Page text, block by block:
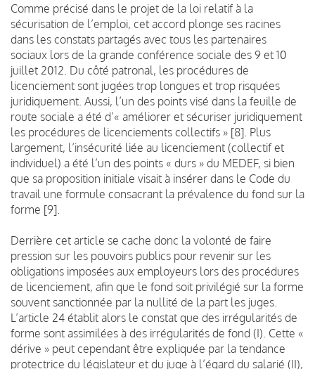
Comme précisé dans le projet de la loi relatif à la
sécurisation de l’emploi, cet accord plonge ses racines
dans les constats partagés avec tous les partenaires
sociaux lors de la grande conférence sociale des 9 et 10
juillet 2012. Du côté patronal, les procédures de
licenciement sont jugées trop longues et trop risquées
juridiquement. Aussi, l’un des points visé dans la feuille de
route sociale a été d’« améliorer et sécuriser juridiquement
les procédures de licenciements collectifs » [8]. Plus
largement, l’insécurité liée au licenciement (collectif et
individuel) a été l’un des points « durs » du MEDEF, si bien
que sa proposition initiale visait à insérer dans le Code du
travail une formule consacrant la prévalence du fond sur la
forme [9].
Derrière cet article se cache donc la volonté de faire
pression sur les pouvoirs publics pour revenir sur les
obligations imposées aux employeurs lors des procédures
de licenciement, afin que le fond soit privilégié sur la forme
souvent sanctionnée par la nullité de la part les juges.
L’article 24 établit alors le constat que des irrégularités de
forme sont assimilées à des irrégularités de fond (I). Cette «
dérive » peut cependant être expliquée par la tendance
protectrice du législateur et du juge à l’égard du salarié (II),